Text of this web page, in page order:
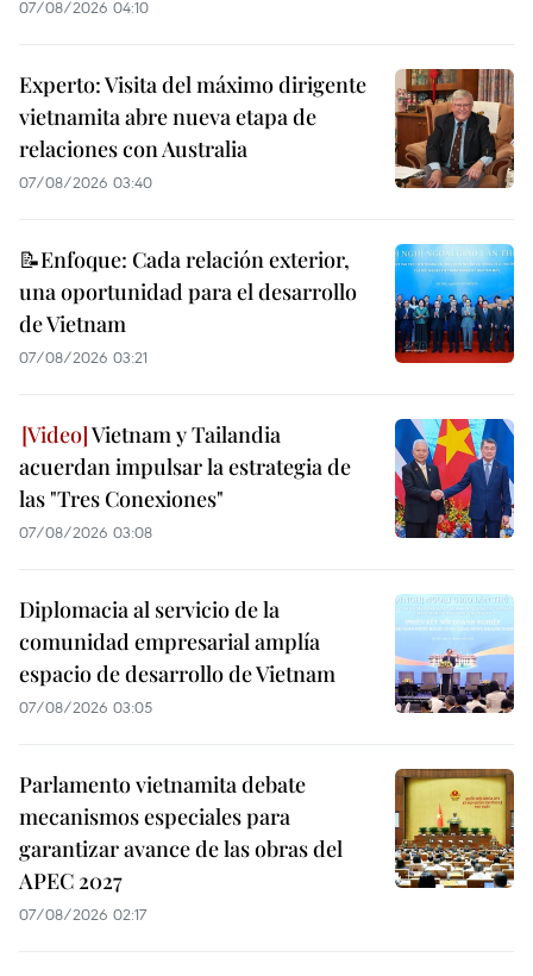
07/08/2026 04:10
Experto: Visita del máximo dirigente
vietnamita abre nueva etapa de
relaciones con Australia
07/08/2026 03:40
📝Enfoque: Cada relación exterior,
una oportunidad para el desarrollo
de Vietnam
07/08/2026 03:21
Vietnam y Tailandia
acuerdan impulsar la estrategia de
las "Tres Conexiones"
07/08/2026 03:08
Diplomacia al servicio de la
comunidad empresarial amplía
espacio de desarrollo de Vietnam
07/08/2026 03:05
Parlamento vietnamita debate
mecanismos especiales para
garantizar avance de las obras del
APEC 2027
07/08/2026 02:17